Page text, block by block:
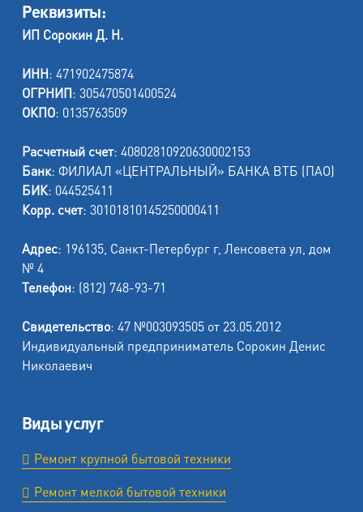
Реквизиты:
ИП Сорокин Д. Н.
ИНН: 471902475874
ОГРНИП: 305470501400524
ОКПО: 0135763509
Расчетный счет: 40802810920630002153
Банк: ФИЛИАЛ «ЦЕНТРАЛЬНЫЙ» БАНКА ВТБ (ПАО)
БИК: 044525411
Корр. счет: 30101810145250000411
Адрес: 196135, Санкт-Петербург г, Ленсовета ул, дом
№ 4
Телефон: (812) 748-93-71
Свидетельство: 47 №003093505 от 23.05.2012
Индивидуальный предприниматель Сорокин Денис
Николаевич
Виды услуг
Ремонт крупной бытовой техники
Ремонт мелкой бытовой техники